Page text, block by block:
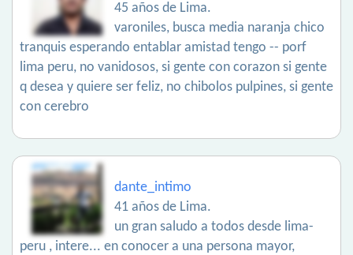
45 años de Lima.
varoniles, busca media naranja chico
tranquis esperando entablar amistad tengo -- porf
lima peru, no vanidosos, si gente con corazon si gente
q desea y quiere ser feliz, no chibolos pulpines, si gente
con cerebro
dante_intimo
41 años de Lima.
un gran saludo a todos desde lima-
peru , intere... en conocer a una persona mayor,